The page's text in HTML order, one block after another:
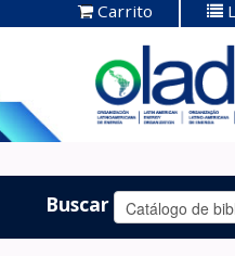
-
Carrito
Buscar